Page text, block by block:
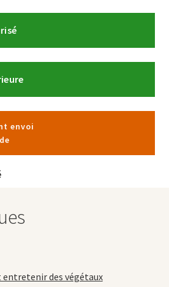
envoi
des végétaux